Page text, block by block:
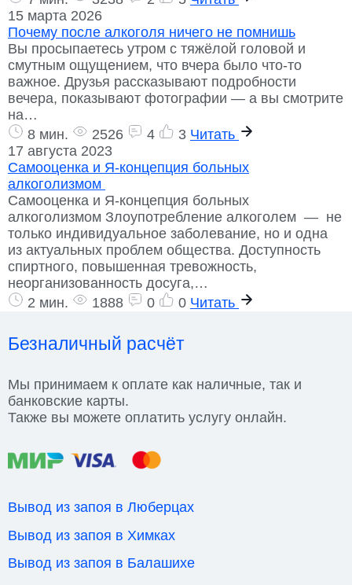
15 марта 2026
Почему после алкоголя ничего не помнишь
Вы просыпаетесь утром с тяжёлой головой и
смутным ощущением, что вчера было что-то
важное. Друзья рассказывают подробности
вечера, показывают фотографии — а вы смотрите
на…
8 мин.
2526 4 3 Читать
17 августа 2023
Самооценка и Я-концепция больных
алкоголизмом
Самооценка и Я-концепция больных
алкоголизмом Злоупотребление алкоголем — не
только индивидуальное заболевание, но и одна
из актуальных проблем общества. Доступность
спиртного, повышенная тревожность,
неорганизованность досуга,…
2 мин.
1888 0 0 Читать
Безналичный расчёт
Мы принимаем к оплате как наличные, так и
банковские карты.
Также вы можете оплатить услугу онлайн.
Вывод из запоя в Люберцах
Вывод из запоя в Химках
Вывод из запоя в Балашихе